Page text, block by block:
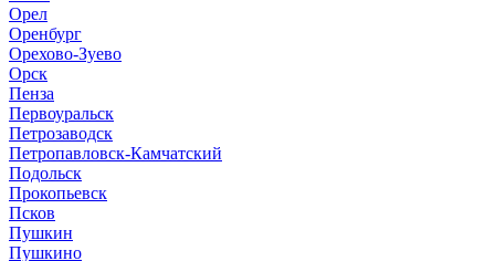
Орел
Оренбург
Орехово-Зуево
Орск
Пенза
Первоуральск
Петрозаводск
Петропавловск-Камчатский
Подольск
Прокопьевск
Псков
Пушкин
Пушкино